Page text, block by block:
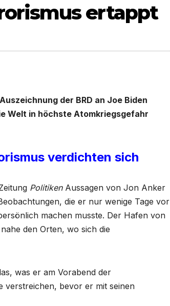
ertappt
der BRD an Joe Biden
Welt in höchste Atomkriegsgefahr
verdichten sich
PolitikenAussagen von Jon Anker
die er nur wenige Tage vor
machen musste. Der Hafen von
den Orten, wo sich die
was er am Vorabend der
verstreichen, bevor er mit seinen